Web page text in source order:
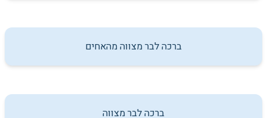
ברכה לבר מצווה מהאחים
ברכה לבר מצווה